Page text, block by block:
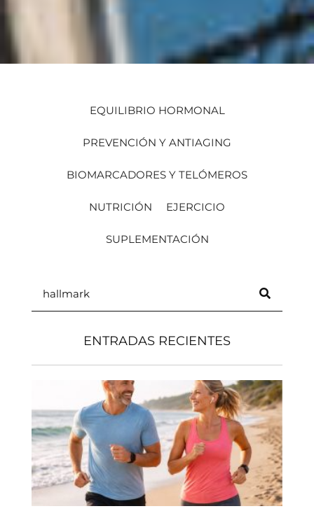
EQUILIBRIO HORMONAL
PREVENCIÓN Y ANTIAGING
BIOMARCADORES Y TELÓMEROS
NUTRICIÓN EJERCICIO
SUPLEMENTACIÓN
ENTRADAS RECIENTES